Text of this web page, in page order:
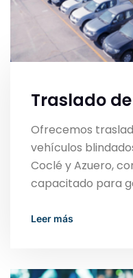
Traslado
Ofrecemos
vehículos
Coclé y Azuero,
capacitado para
Read More